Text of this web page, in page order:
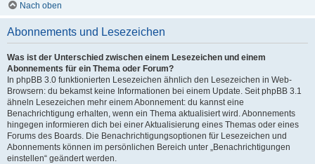
Nach oben
Abonnements und Lesezeichen
Was ist der Unterschied zwischen einem Lesezeichen und einem
Abonnements für ein Thema oder Forum?
In phpBB 3.0 funktionierten Lesezeichen ähnlich den Lesezeichen in Web-
Browsern: du bekamst keine Informationen bei einem Update. Seit phpBB 3.1
ähneln Lesezeichen mehr einem Abonnement: du kannst eine
Benachrichtigung erhalten, wenn ein Thema aktualisiert wird. Abonnements
hingegen informieren dich bei einer Aktualisierung eines Themas oder eines
Forums des Boards. Die Benachrichtigungsoptionen für Lesezeichen und
Abonnements können im persönlichen Bereich unter „Benachrichtigungen
einstellen“ geändert werden.